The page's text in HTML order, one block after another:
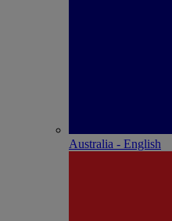
Australia - English